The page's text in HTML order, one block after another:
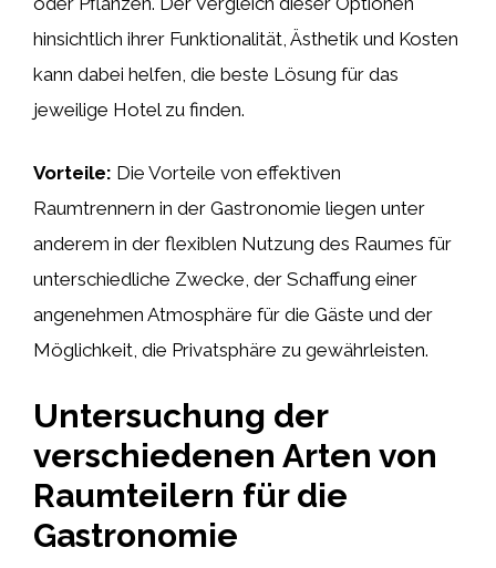
hinsichtlich ihrer Funktionalität, Ästhetik und Kosten
kann dabei helfen, die beste Lösung für das
jeweilige Hotel zu finden.
Vorteile: Die Vorteile von effektiven
Raumtrennern in der Gastronomie liegen unter
anderem in der flexiblen Nutzung des Raumes für
unterschiedliche Zwecke, der Schaffung einer
angenehmen Atmosphäre für die Gäste und der
Möglichkeit, die Privatsphäre zu gewährleisten.
Untersuchung der
verschiedenen Arten von
Raumteilern für die
Gastronomie